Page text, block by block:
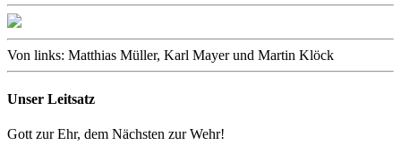
Von links: Matthias Müller, Karl Mayer und Martin Klöck
Unser Leitsatz
Gott zur Ehr, dem Nächsten zur Wehr!